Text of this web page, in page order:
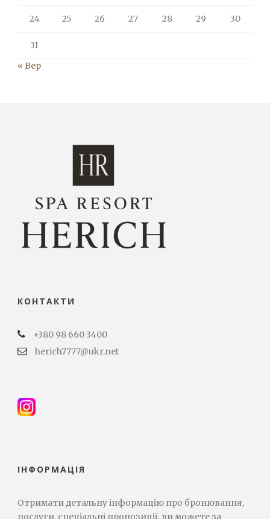
24 25 26 27 28 29 30
31
« Вер
КОНТАКТИ
+380 98 660 3400
herich7777@ukr.net
ІНФОРМАЦІЯ
Отримати детальну інформацію про бронювання,
послуги, спеціальні пропозиції, ви можете за